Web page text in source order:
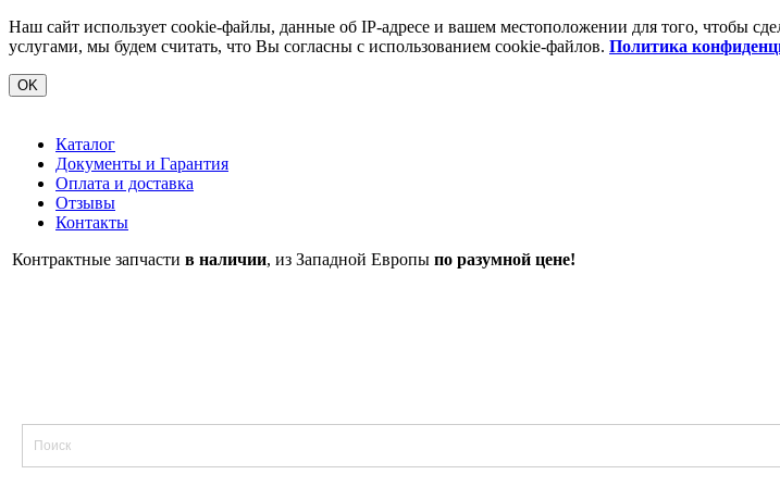
Наш сайт использует cookie-файлы, данные об IP-адресе и вашем местоположении для того, чтобы
услугами, мы будем считать, что Вы согласны с использованием cookie-файлов. Политика
OK
Каталог
Документы и Гарантия
Оплата и доставка
Отзывы
Контакты
Контрактные запчасти в наличии, из Западной Европы по разумной цене!